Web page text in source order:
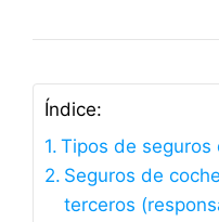
Índice:
Tipos de seguros
Seguros de
terceros